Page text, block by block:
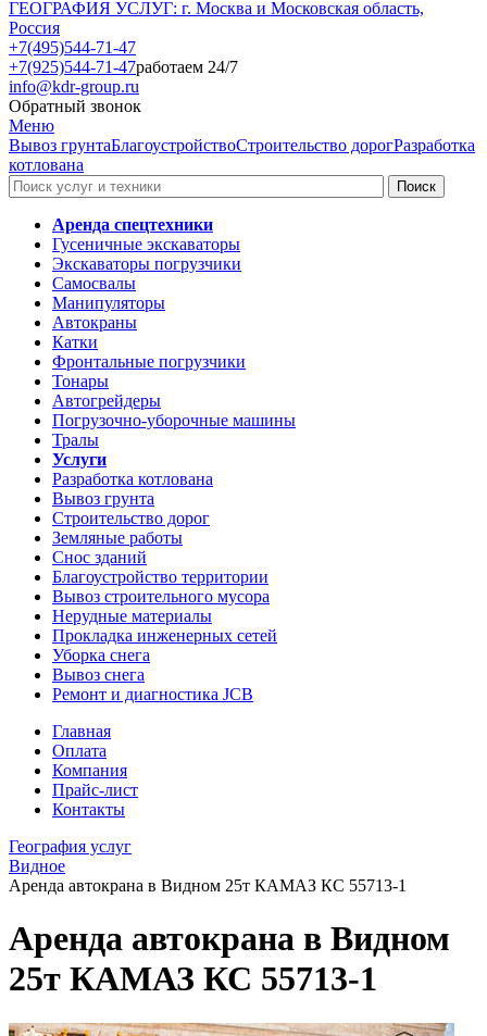
ГЕОГРАФИЯ УСЛУГ: г. Москва и Московская область,
Россия
+7(495)544-71-47
+7(925)544-71-47работаем 24/7
info@kdr-group.ru
Обратный звонок
Меню
Вывоз грунтаБлагоустройствоСтроительство дорогРазработка
котлована
Аренда спецтехники
Гусеничные экскаваторы
Экскаваторы погрузчики
Самосвалы
Манипуляторы
Автокраны
Катки
Фронтальные погрузчики
Тонары
Автогрейдеры
Погрузочно-уборочные машины
Тралы
Услуги
Разработка котлована
Вывоз грунта
Строительство дорог
Земляные работы
Снос зданий
Благоустройство территории
Вывоз строительного мусора
Нерудные материалы
Прокладка инженерных сетей
Уборка снега
Вывоз снега
Ремонт и диагностика JCB
Главная
Оплата
Компания
Прайс-лист
Контакты
География услуг
Видное
Аренда автокрана в Видном 25т КАМАЗ КС 55713-1
Аренда автокрана в Видном
25т КАМАЗ КС 55713-1